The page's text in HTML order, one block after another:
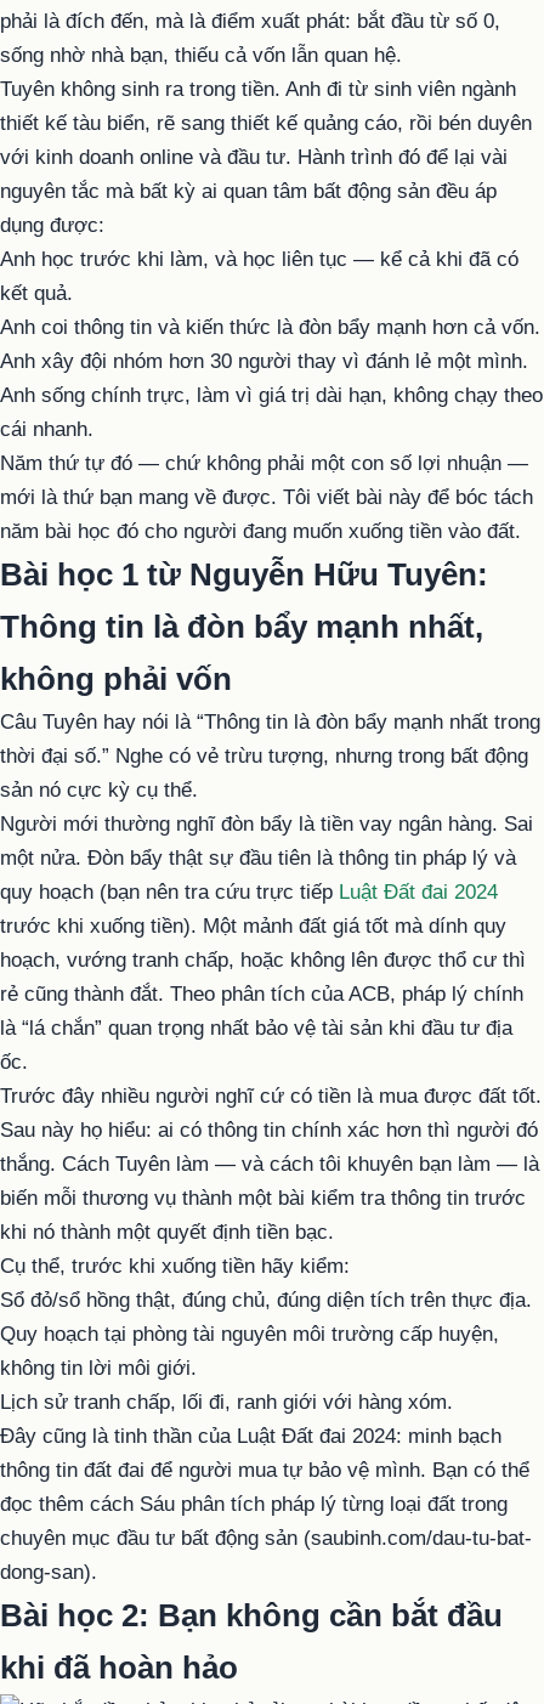
phải là đích đến, mà là điểm xuất phát: bắt đầu từ số 0,
sống nhờ nhà bạn, thiếu cả vốn lẫn quan hệ.
Tuyên không sinh ra trong tiền. Anh đi từ sinh viên ngành
thiết kế tàu biển, rẽ sang thiết kế quảng cáo, rồi bén duyên
với kinh doanh online và đầu tư. Hành trình đó để lại vài
nguyên tắc mà bất kỳ ai quan tâm bất động sản đều áp
dụng được:
Anh học trước khi làm, và học liên tục — kể cả khi đã có
kết quả.
Anh coi thông tin và kiến thức là đòn bẩy mạnh hơn cả vốn.
Anh xây đội nhóm hơn 30 người thay vì đánh lẻ một mình.
Anh sống chính trực, làm vì giá trị dài hạn, không chạy theo
cái nhanh.
Năm thứ tự đó — chứ không phải một con số lợi nhuận —
mới là thứ bạn mang về được. Tôi viết bài này để bóc tách
năm bài học đó cho người đang muốn xuống tiền vào đất.
Bài học 1 từ Nguyễn Hữu Tuyên:
Thông tin là đòn bẩy mạnh nhất,
không phải vốn
Câu Tuyên hay nói là “Thông tin là đòn bẩy mạnh nhất trong
thời đại số.” Nghe có vẻ trừu tượng, nhưng trong bất động
sản nó cực kỳ cụ thể.
Người mới thường nghĩ đòn bẩy là tiền vay ngân hàng. Sai
một nửa. Đòn bẩy thật sự đầu tiên là thông tin pháp lý và
quy hoạch (bạn nên tra cứu trực tiếp Luật Đất đai 2024
trước khi xuống tiền). Một mảnh đất giá tốt mà dính quy
hoạch, vướng tranh chấp, hoặc không lên được thổ cư thì
rẻ cũng thành đắt. Theo phân tích của ACB, pháp lý chính
là “lá chắn” quan trọng nhất bảo vệ tài sản khi đầu tư địa
ốc.
Trước đây nhiều người nghĩ cứ có tiền là mua được đất tốt.
Sau này họ hiểu: ai có thông tin chính xác hơn thì người đó
thắng. Cách Tuyên làm — và cách tôi khuyên bạn làm — là
biến mỗi thương vụ thành một bài kiểm tra thông tin trước
khi nó thành một quyết định tiền bạc.
Cụ thể, trước khi xuống tiền hãy kiểm:
Sổ đỏ/sổ hồng thật, đúng chủ, đúng diện tích trên thực địa.
Quy hoạch tại phòng tài nguyên môi trường cấp huyện,
không tin lời môi giới.
Lịch sử tranh chấp, lối đi, ranh giới với hàng xóm.
Đây cũng là tinh thần của Luật Đất đai 2024: minh bạch
thông tin đất đai để người mua tự bảo vệ mình. Bạn có thể
đọc thêm cách Sáu phân tích pháp lý từng loại đất trong
chuyên mục đầu tư bất động sản (saubinh.com/dau-tu-bat-
dong-san).
Bài học 2: Bạn không cần bắt đầu
khi đã hoàn hảo